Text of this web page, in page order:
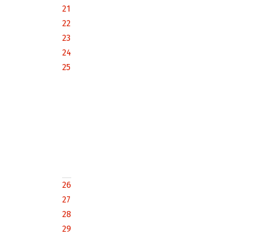
21
22
23
24
25
26
27
28
29